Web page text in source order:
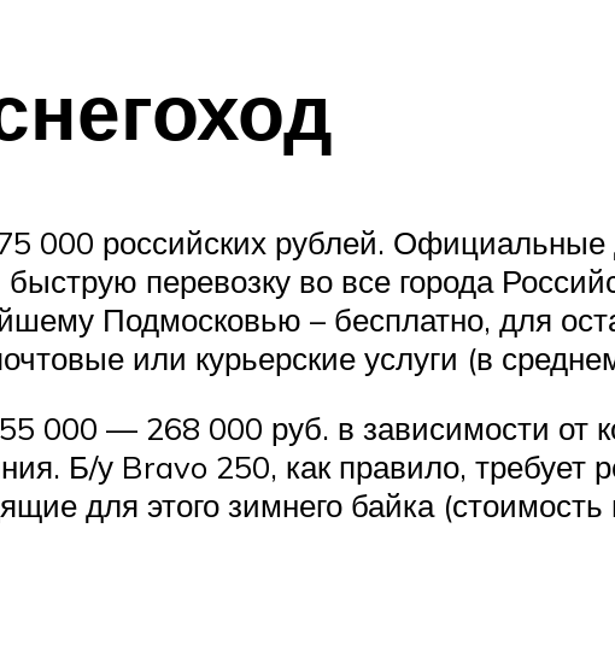
000 российских рублей.
перевозку во все города
Подмосковью – бесплатно, для
или курьерские услуги (в
000 — 268 000 руб. в зависимости от
Б/у Bravo 250, как правило,
для этого зимнего байка (стоимость